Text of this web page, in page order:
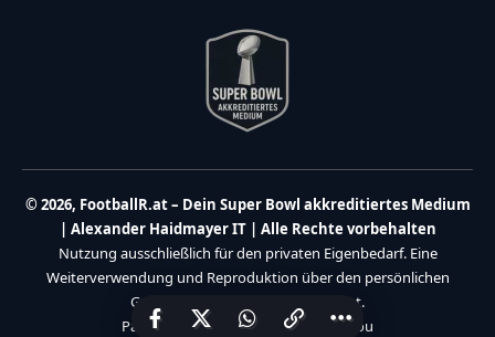
© 2026, FootballR.at – Dein Super Bowl akkreditiertes Medium
| Alexander Haidmayer IT | Alle Rechte vorbehalten
Nutzung ausschließlich für den privaten Eigenbedarf. Eine
Weiterverwendung und Reproduktion über den persönlichen
Gebrauch hinaus ist nicht gestattet.
Partner:
Haidmayer IT We Care 4 You